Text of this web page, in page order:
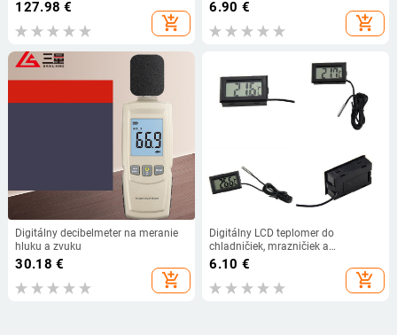
127.98 €
add_shopping_cart
6.90 €
add_shopping_cart
Digitálny decibelmeter na meranie
hluku a zvuku
30.18 €
add_shopping_cart
Digitálny LCD teplomer do
chladničiek, mrazničiek a
chladiacich boxov
6.10 €
add_shopping_cart